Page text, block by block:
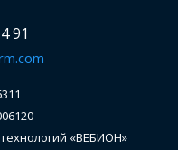
91
«ВЕБИОН»